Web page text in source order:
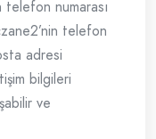
telefon numarası
telefon
adresi
bilgileri
ve